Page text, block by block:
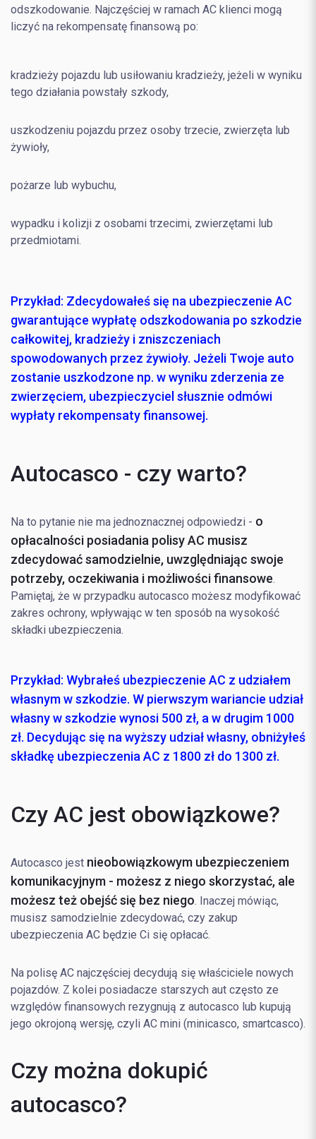
odszkodowanie. Najczęściej w ramach AC klienci mogą
liczyć na rekompensatę finansową po:
kradzieży pojazdu lub usiłowaniu kradzieży, jeżeli w wyniku
tego działania powstały szkody,
uszkodzeniu pojazdu przez osoby trzecie, zwierzęta lub
żywioły,
pożarze lub wybuchu,
wypadku i kolizji z osobami trzecimi, zwierzętami lub
przedmiotami.
Przykład: Zdecydowałeś się na ubezpieczenie AC
gwarantujące wypłatę odszkodowania po szkodzie
całkowitej, kradzieży i zniszczeniach
spowodowanych przez żywioły. Jeżeli Twoje auto
zostanie uszkodzone np. w wyniku zderzenia ze
zwierzęciem, ubezpieczyciel słusznie odmówi
wypłaty rekompensaty finansowej.
Autocasco - czy warto?
Na to pytanie nie ma jednoznacznej odpowiedzi - o
opłacalności posiadania polisy AC musisz
zdecydować samodzielnie, uwzględniając swoje
potrzeby, oczekiwania i możliwości finansowe.
Pamiętaj, że w przypadku autocasco możesz modyfikować
zakres ochrony, wpływając w ten sposób na wysokość
składki ubezpieczenia.
Przykład: Wybrałeś ubezpieczenie AC z udziałem
własnym w szkodzie. W pierwszym wariancie udział
własny w szkodzie wynosi 500 zł, a w drugim 1000
zł. Decydując się na wyższy udział własny, obniżyłeś
składkę ubezpieczenia AC z 1800 zł do 1300 zł.
Czy AC jest obowiązkowe?
Autocasco jest nieobowiązkowym ubezpieczeniem
komunikacyjnym - możesz z niego skorzystać, ale
możesz też obejść się bez niego. Inaczej mówiąc,
musisz samodzielnie zdecydować, czy zakup
ubezpieczenia AC będzie Ci się opłacać.
Na polisę AC najczęściej decydują się właściciele nowych
pojazdów. Z kolei posiadacze starszych aut często ze
względów finansowych rezygnują z autocasco lub kupują
jego okrojoną wersję, czyli AC mini (minicasco, smartcasco).
Czy można dokupić
autocasco?